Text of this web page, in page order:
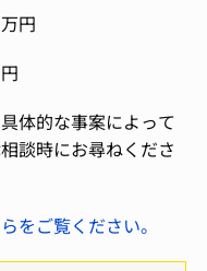
円
体的な事案によって
談時にお尋ねくださ
をご覧ください。